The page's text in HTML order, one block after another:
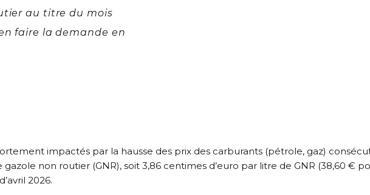
au titre du mois
faire la demande en
impactés par la hausse des prix des carburants (pétrole, gaz)
non routier (GNR), soit 3,86 centimes d’euro par litre de GNR (38,60 €
2026.